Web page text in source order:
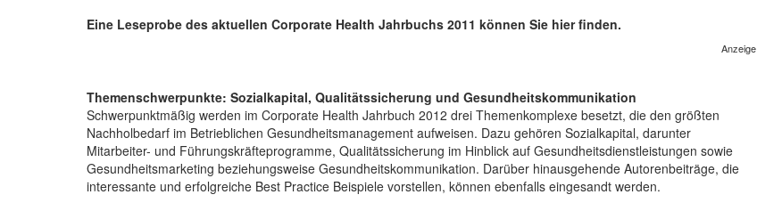
Eine Leseprobe des aktuellen Corporate Health Jahrbuchs 2011 können Sie hier finden.
Anzeige
Themenschwerpunkte: Sozialkapital, Qualitätssicherung und Gesundheitskommunikation
Schwerpunktmäßig werden im Corporate Health Jahrbuch 2012 drei Themenkomplexe besetzt, die den größten
Nachholbedarf im Betrieblichen Gesundheitsmanagement aufweisen. Dazu gehören Sozialkapital, darunter
Mitarbeiter- und Führungskräfteprogramme, Qualitätssicherung im Hinblick auf Gesundheitsdienstleistungen sowie
Gesundheitsmarketing beziehungsweise Gesundheitskommunikation. Darüber hinausgehende Autorenbeiträge, die
interessante und erfolgreiche Best Practice Beispiele vorstellen, können ebenfalls eingesandt werden.